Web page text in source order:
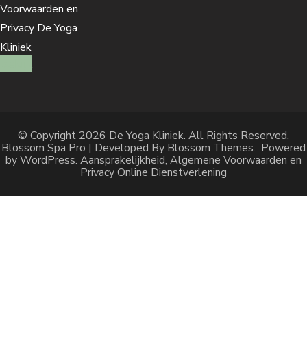
Voorwaarden en
Privacy De Yoga
Kliniek
© Copyright 2026 De Yoga Kliniek. All Rights Reserved.
Blossom Spa Pro | Developed By Blossom Themes. Powered
byWordPress. Aansprakelijkheid, Algemene Voorwaarden en
Privacy Online Dienstverlening